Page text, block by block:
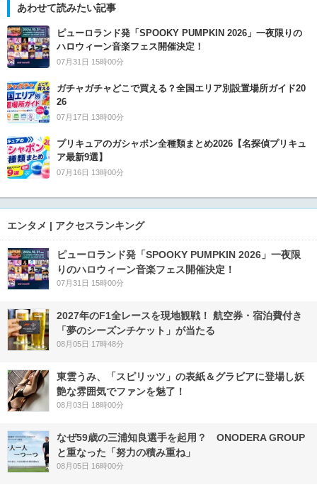
あわせて読みたい記事
ピューロランド発「SPOOKY PUMPKIN 2026」一夜限りの
ハロウィーン音楽フェス開催決定！
07月31日 15時00分
ガチャガチャどこで買える？全国エリア別設置場所ガイド20
26
07月17日 13時00分
プリキュアのガシャポン全種類まとめ2026【名探偵プリキュ
ア最新9選】
07月16日 13時00分
エンタメ | アクセスランキング
ピューロランド発「SPOOKY PUMPKIN 2026」一夜限
りのハロウィーン音楽フェス開催決定！
07月31日 15時00分
2027年のF1全レースを現地観戦！ 航空券・宿泊費付き
「夢のシーズンチケット」が当たる
08月05日 17時48分
東雲うみ、「スピリッツ」の表紙＆グラビアに登場し妖
艶な雰囲気でファンを魅了！
08月03日 18時00分
なぜ59歳の三浦知良選手を起用？ ONODERA GROUP
と重なった「努力の積み重ね」
08月05日 16時00分